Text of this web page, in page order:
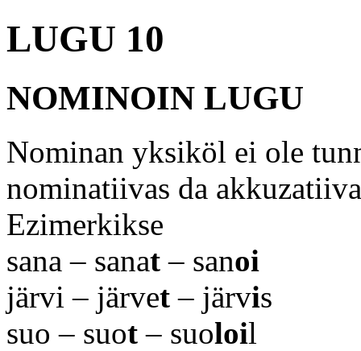
LUGU 10
NOMINOIN LUGU
Nominan yksiköl ei ole
nominatiivas da
Ezimerkikse
sana – sanat – sanoi
järvi – järvet – järvis
suo – suot – suoloil